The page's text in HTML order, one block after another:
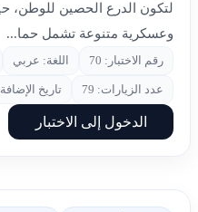
لتكون الدرع الحصين للوطن،
وعسكرية متنوعة تشمل حما...
رقم الاختبار: 70 اللغة: عربي
عدد الزيارات: 79 تاريخ الإضافة: 2026-05-
الدخول إلى الاختبار